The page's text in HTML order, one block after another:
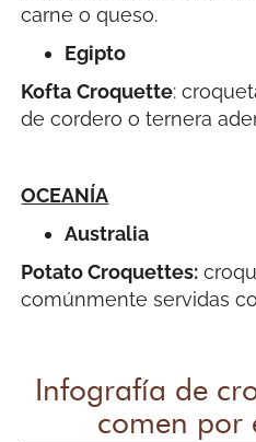
carne o queso.
Egipto
Kofta Croquette:
de cordero o ternera
OCEANÍA
Australia
Potato Croquettes:
comúnmente servidas
Infografía de
comen por